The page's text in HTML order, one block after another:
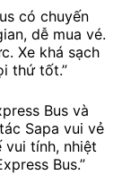
có chuyến
dễ mua vé.
Xe khá sạch
thứ tốt.”
Bus và
Sapa vui vẻ
vui tính, nhiệt
Bus.”